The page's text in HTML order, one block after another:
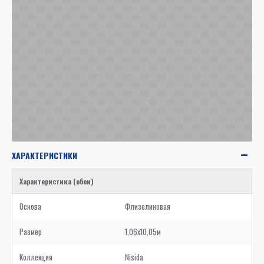
ХАРАКТЕРИСТИКИ
Характеристика (обои)
Основа Флизелиновая
Размер 1,06x10,05м
Коллекция Nisida